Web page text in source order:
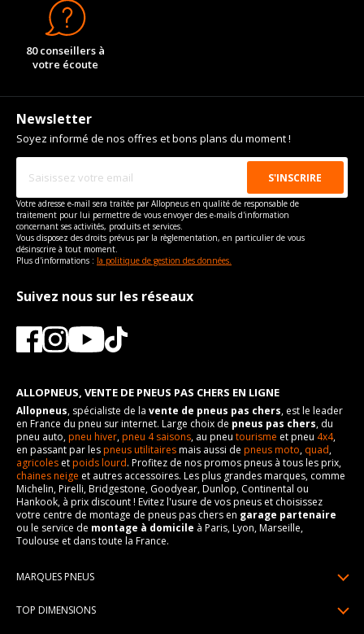
80 conseillers à
votre écoute
Newsletter
Soyez informé de nos offres et bons plans du moment !
Votre adresse e-mail sera traitée par Allopneus en qualité de responsable de
traitement pour lui permettre de vous envoyer des e-mails d'information
concernant ses activités, produits et services.
Vous disposez des droits prévus par la règlementation, en particulier de vous
désinscrire à tout moment.
Plus d'informations : la politique de gestion des données.
Suivez nous sur les réseaux
ALLOPNEUS, VENTE DE PNEUS PAS CHERS EN LIGNE
Allopneus, spécialiste de la vente de pneus pas chers, est le leader
en France du pneu sur internet. Large choix de pneus pas chers, du
pneu auto,pneu hiver,pneu 4 saisons, au pneu tourisme et pneu 4x4,
en passant par lespneus utilitairesmais aussi de pneus moto, quad,
agricoles etpoids lourd. Profitez de nos promos pneus à tous les prix,
chaines neige et autres accessoires. Les plus grandes marques, comme
Michelin, Pirelli, Bridgestone, Goodyear, Dunlop, Continental ou
Hankook, à prix discount ! Evitez l'usure de vos pneus et choisissez
votre centre de montage de pneus pas chers en garage partenaire
ou le service de montage à domicile à Paris, Lyon, Marseille,
Toulouse et dans toute la France.
MARQUES PNEUS
TOP DIMENSIONS